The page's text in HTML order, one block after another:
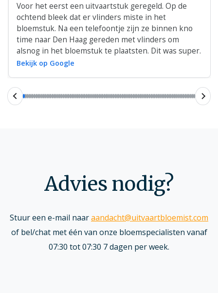
Voor het eerst een uitvaartstuk geregeld. Op de
ochtend bleek dat er vlinders miste in het
bloemstuk. Na een telefoontje zijn ze binnen kno
time naar Den Haag gereden met vlinders om
alsnog in het bloemstuk te plaatsten. Dit was super.
Bekijk op Google
Advies nodig?
Stuur een e-mail naaraandacht@uitvaartbloemist.com
of bel/chat met één van onze bloemspecialisten vanaf
07:30 tot 07:30 7 dagen per week.